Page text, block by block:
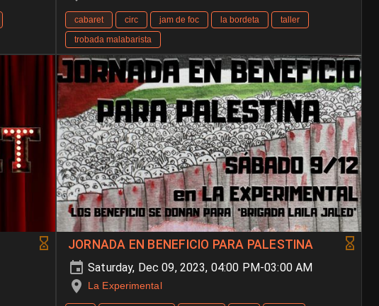
cabaret circ jam de foc la bordeta
taller
trobada malabarista
JORNADA EN BENEFICIO PARA PALESTINA
Saturday, Dec 09, 2023, 04:00 PM-03:00 AM
La Experimental